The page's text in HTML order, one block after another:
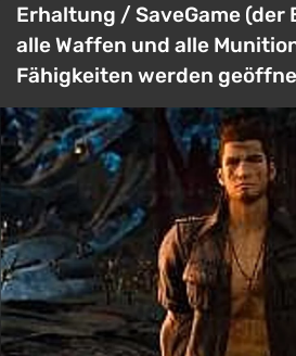
Erhaltung / SaveGame (der
alle Waffen und alle
Fähigkeiten werden